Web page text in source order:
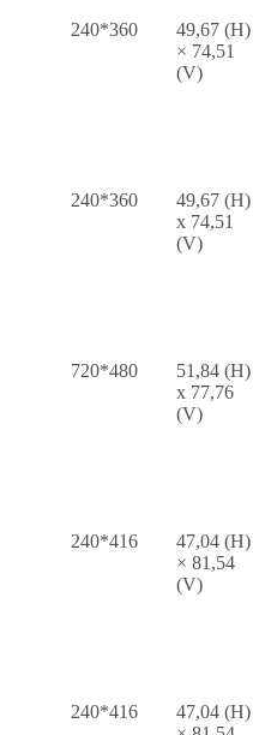
240*360
49,67 (H)
× 74,51
(V)
240*360
49,67 (H)
x 74,51
(V)
720*480
51,84 (H)
x 77,76
(V)
240*416
47,04 (H)
× 81,54
(V)
240*416
47,04 (H)